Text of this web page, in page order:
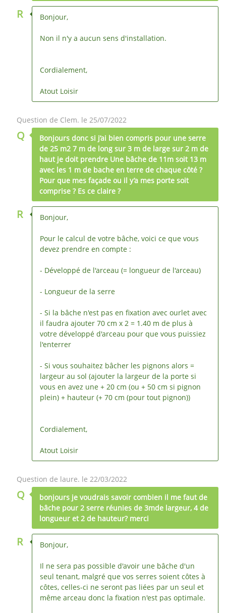
R Bonjour,
Non il n'y a aucun sens d'installation.
Cordialement,
Atout Loisir
Question de Clem. le 25/07/2022
Q
Bonjours donc si j’ai bien compris pour une serre
de 25 m2 7 m de long sur 3 m de large sur 2 m de
haut je doit prendre Une bâche de 11m soit 13 m
avec les 1 m de bache en terre de chaque côté ?
Pour que mes façade ou il y’a mes porte soit
comprise ? Es ce claire ?
R Bonjour,
Pour le calcul de votre bâche, voici ce que vous
devez prendre en compte :
- Développé de l'arceau (= longueur de l'arceau)
- Longueur de la serre
- Si la bâche n'est pas en fixation avec ourlet avec
il faudra ajouter 70 cm x 2 = 1.40 m de plus à
votre développé d'arceau pour que vous puissiez
l'enterrer
- Si vous souhaitez bâcher les pignons alors =
largeur au sol (ajouter la largeur de la porte si
vous en avez une + 20 cm (ou + 50 cm si pignon
plein) + hauteur (+ 70 cm (pour tout pignon))
Cordialement,
Atout Loisir
Question de laure. le 22/03/2022
Q
bonjours je voudrais savoir combien il me faut de
bâche pour 2 serre réunies de 3mde largeur, 4 de
longueur et 2 de hauteur? merci
R Bonjour,
Il ne sera pas possible d'avoir une bâche d'un
seul tenant, malgré que vos serres soient côtes à
côtes, celles-ci ne seront pas liées par un seul et
même arceau donc la fixation n'est pas optimale.